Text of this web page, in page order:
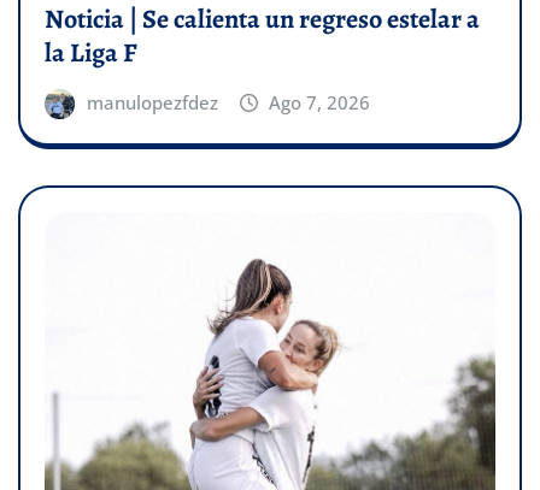
Noticia | Se calienta un regreso estelar a
la Liga F
manulopezfdez Ago 7, 2026